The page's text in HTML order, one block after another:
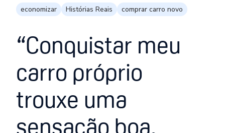
economizar Histórias Reais comprar carro novo
“Conquistar meu
carro próprio
trouxe uma
sensação boa.